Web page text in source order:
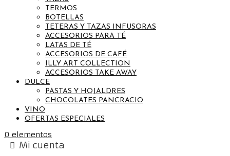
TERMOS
BOTELLAS
TETERAS Y TAZAS INFUSORAS
ACCESORIOS PARA TÉ
LATAS DE TÉ
ACCESORIOS DE CAFÉ
ILLY ART COLLECTION
ACCESORIOS TAKE AWAY
DULCE
PASTAS Y HOJALDRES
CHOCOLATES PANCRACIO
VINO
OFERTAS ESPECIALES
0 elementos
Mi cuenta